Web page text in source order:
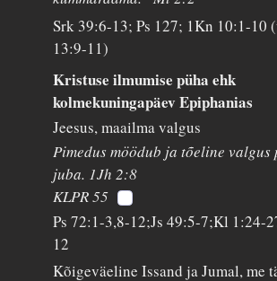
Srk 39:6-13; Ps 127; 1Kn 10:1-10
13:9-11)
Kristuse ilmumise püha ehk
kolmekuningapäev Epiphanias
Jeesus, maailma valgus
Pimedus möödub ja tõeline valgus
juba. 1Jh 2:8
KLPR 55
Ps 72:1-3,8-12;Js 49:5-7;Kl 1:24-
12
Kõigeväeline Issand ja Jumal, me